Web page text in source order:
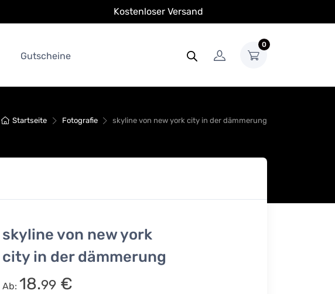
Kostenloser Versand
0
Gutscheine
Startseite Fotografie skyline von new york city in der dämmerung
skyline von new york
city in der dämmerung
Ab: 18.99 €